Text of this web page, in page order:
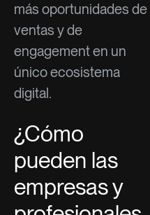
más oportunidades de
ventas y de
engagement en un
único ecosistema
digital.
¿Cómo
pueden las
empresas y